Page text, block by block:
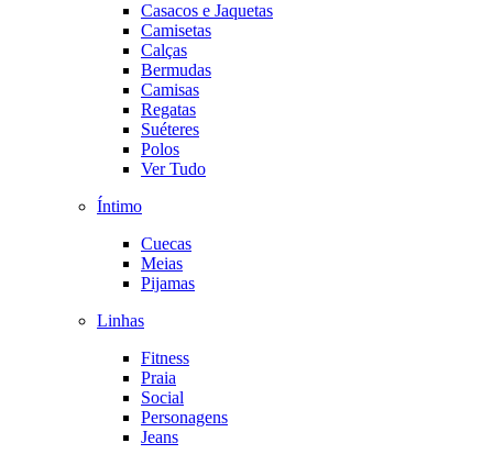
Casacos e Jaquetas
Camisetas
Calças
Bermudas
Camisas
Regatas
Suéteres
Polos
Ver Tudo
Íntimo
Cuecas
Meias
Pijamas
Linhas
Fitness
Praia
Social
Personagens
Jeans